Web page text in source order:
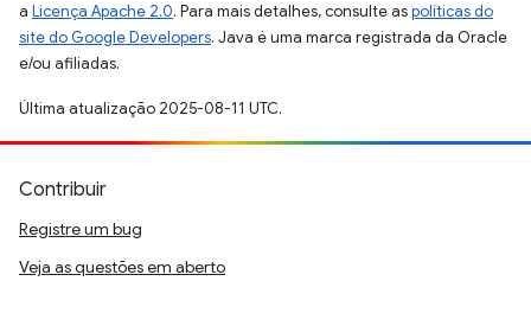
a Licença Apache 2.0. Para mais detalhes, consulte aspolíticas do
site do Google Developers. Java é uma marca registrada da Oracle
e/ou afiliadas.
Última atualização 2025-08-11 UTC.
Contribuir
Registre um bug
Veja as questões em aberto